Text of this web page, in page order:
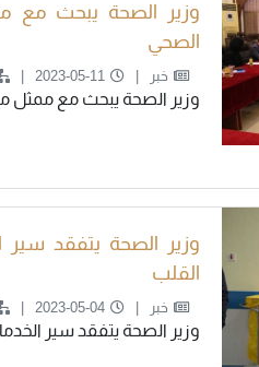
وزير الصحة يبحث مع
الصحي
خبر 2023-05-11
وزير الصحة يبحث مع ممثل
وزير الصحة يتفقد
القلب
خبر 2023-05-04
وزير الصحة يتفقد سير